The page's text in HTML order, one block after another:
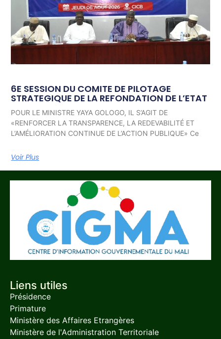
6E SESSION DU COMITE DE PILOTAGE
STRATEGIQUE DE LA REFONDATION DE L’ETAT
POUR LE MINISTRE YAYA GOLOGO, IL S’AGIT DE
«RENFORCER LA TRANSPARENCE, LA REDEVABILITÉ ET
L’AMÉLIORATION CONTINUE DE L’ACTION PUBLIQUE» Ce
Voir Plus
Liens utiles
Présidence
Primature
Ministère des Affaires Etrangères
Ministère de l'Administration Territoriale